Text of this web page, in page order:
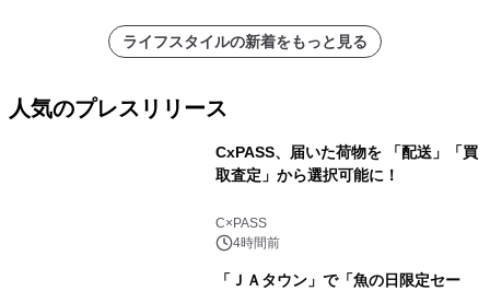
ライフスタイルの新着をもっと見る
人気のプレスリリース
CxPASS、届いた荷物を 「配送」「買
取査定」から選択可能に！
C×PASS
4時間前
「ＪＡタウン」で「魚の日限定セー